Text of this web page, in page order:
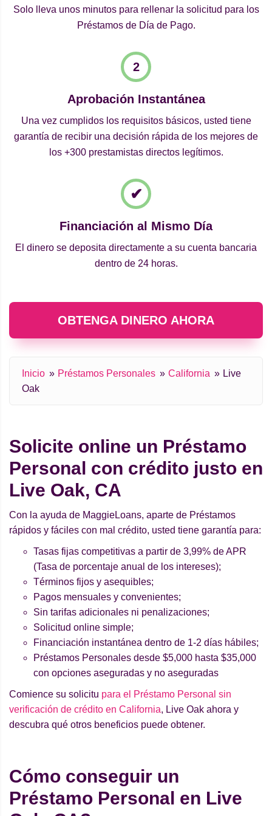
Solo lleva unos minutos para rellenar la solicitud para los
Préstamos de Día de Pago.
Aprobación Instantánea
Una vez cumplidos los requisitos básicos, usted tiene
garantía de recibir una decisión rápida de los mejores de
los +300 prestamistas directos legítimos.
Financiación al Mismo Día
El dinero se deposita directamente a su cuenta bancaria
dentro de 24 horas.
OBTENGA DINERO AHORA
Inicio Préstamos Personales California
Live
Oak
Solicite online un Préstamo
Personal con crédito justo en
Live Oak, CA
Con la ayuda de MaggieLoans, aparte de Préstamos
rápidos y fáciles con mal crédito, usted tiene garantía para:
Tasas fijas competitivas a partir de 3,99% de APR
(Tasa de porcentaje anual de los intereses);
Términos fijos y asequibles;
Pagos mensuales y convenientes;
Sin tarifas adicionales ni penalizaciones;
Solicitud online simple;
Financiación instantánea dentro de 1-2 días hábiles;
Préstamos Personales desde $5,000 hasta $35,000
con opciones aseguradas y no aseguradas
Comience su solicitu para el Préstamo Personal sin
verificación de crédito en California, Live Oak ahora y
descubra qué otros beneficios puede obtener.
Cómo conseguir un
Préstamo Personal en Live